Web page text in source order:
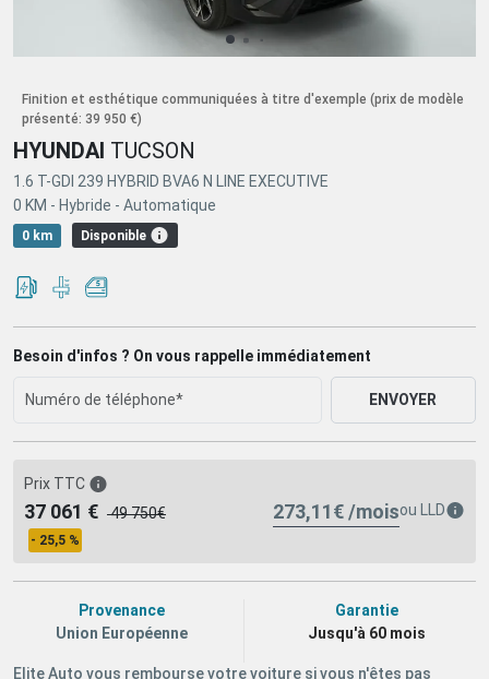
Finition et esthétique communiquées à titre d'exemple (prix de modèle
présenté: 39 950 €)
HYUNDAI TUCSON
1.6 T-GDI 239 HYBRID BVA6 N LINE EXECUTIVE
0 KM - Hybride - Automatique
0 km Disponible
Besoin d'infos ? On vous rappelle immédiatement
ENVOYER
Prix TTC
37 061 € 49 750€
- 25,5 %
ou LLD
273,11€ /mois
Provenance
Union Européenne
Garantie
Jusqu'à 60 mois
Elite Auto vous rembourse votre voiture si vous n'êtes pas